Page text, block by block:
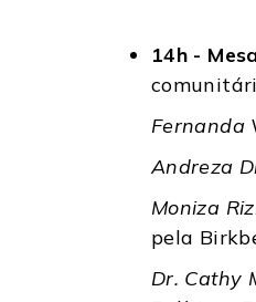
14h -
Fernanda
Andreza
Moniza
pela
Dr. Cathy